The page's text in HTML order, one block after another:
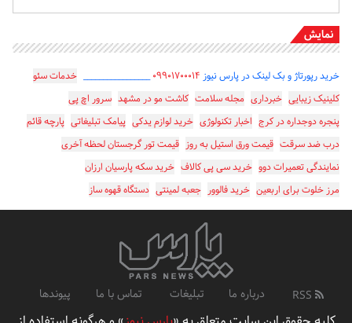
نمایش
خرید رپورتاژ و بک لینک در پارس نیوز ۰۹۹۰۱۷۰۰۰۱۴
خدمات سئو
کلینیک زیبایی خبرداری مجله سلامت کاشت مو در مشهد سرور اچ پی
پنجره دوجداره در کرج اخبار تکنولوژی خرید لوازم یدکی پیامک تبلیغاتی پارچه قائم
درب ضد سرقت قیمت ورق استیل به روز قیمت تور گرجستان لحظه آخری
نمایندگی تعمیرات دوو خرید سی پی کالاف خرید سکه پارسیان ارزان
مرز خلوت برای اربعین خرید فالوور جعبه لمینتی دستگاه قهوه ساز
درباره ما تبلیغات تماس با ما پیوندها